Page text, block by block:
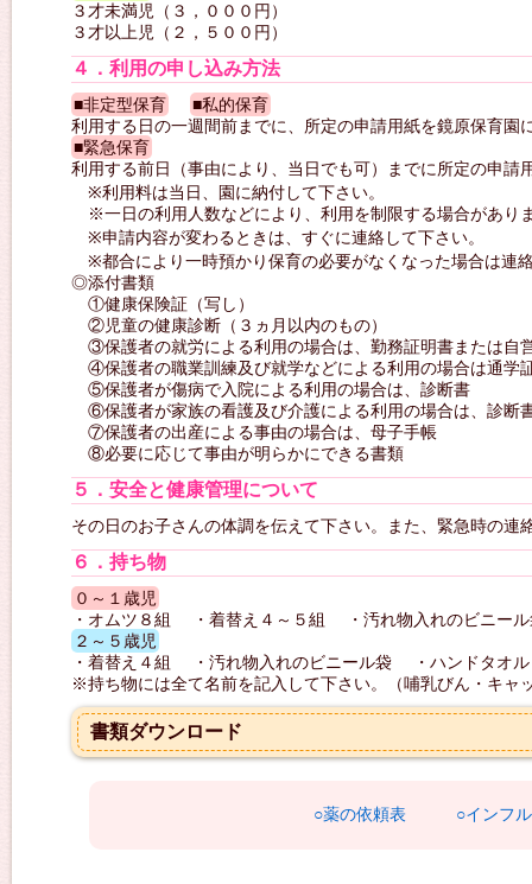
３才未満児（３，０００円）
３才以上児（２，５００円）
４．利用の申し込み方法
■非定型保育
■私的保育
利用する日の一週間前までに、所定の申請用紙を鏡原保育園
■緊急保育
利用する前日（事由により、当日でも可）までに所定の申請
※利用料は当日、園に納付して下さい。
※一日の利用人数などにより、利用を制限する場合があり
※申請内容が変わるときは、すぐに連絡して下さい。
※都合により一時預かり保育の必要がなくなった場合は連
◎添付書類
①健康保険証（写し）
②児童の健康診断（３ヵ月以内のもの）
③保護者の就労による利用の場合は、勤務証明書または自
④保護者の職業訓練及び就学などによる利用の場合は通学
⑤保護者が傷病で入院による利用の場合は、診断書
⑥保護者が家族の看護及び介護による利用の場合は、診断
⑦保護者の出産による事由の場合は、母子手帳
⑧必要に応じて事由が明らかにできる書類
５．安全と健康管理について
その日のお子さんの体調を伝えて下さい。また、緊急時の連
６．持ち物
０～１歳児
・オムツ８組 ・着替え４～５組 ・汚れ物入れのビニ
２～５歳児
・着替え４組 ・汚れ物入れのビニール袋 ・ハンドタ
※持ち物には全て名前を記入して下さい。（哺乳びん・キャ
書類ダウンロード
○薬の依頼表 ○インフ